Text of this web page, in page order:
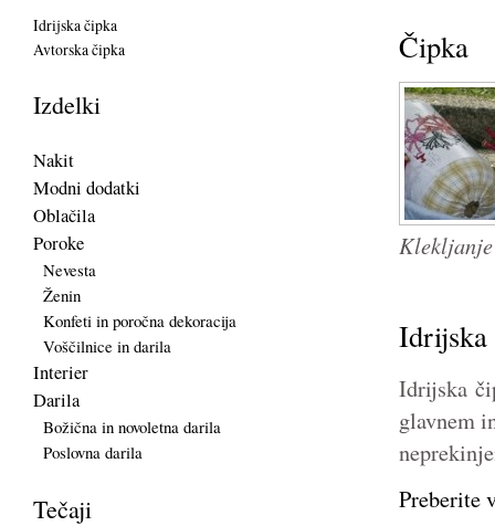
Idrijska čipka
Avtorska čipka
Izdelki
Nakit
Modni dodatki
Oblačila
Poroke
Nevesta
Ženin
Konfeti in poročna dekoracija
Voščilnice in darila
Interier
Darila
Božična in novoletna darila
Poslovna darila
Tečaji
Čipka
Idrijska
Idrijska
glavnem
Preberite